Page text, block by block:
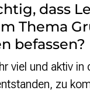
dass
Thema
befassen?
viel und aktiv
zu